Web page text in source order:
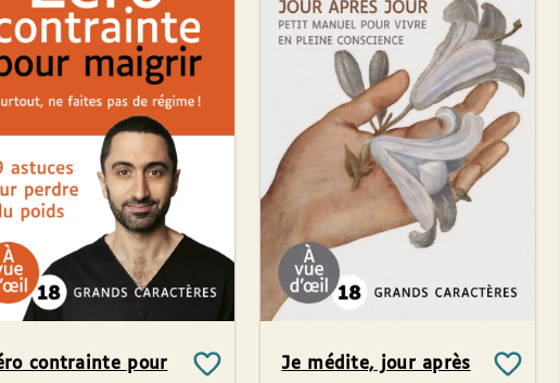
contrainte pour Je médite, jour après